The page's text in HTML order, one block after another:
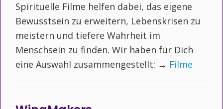
Spirituelle Filme helfen dabei, das eigene
Bewusstsein zu erweitern, Lebenskrisen zu
meistern und tiefere Wahrheit im
Menschsein zu finden. Wir haben für Dich
eine Auswahl zusammengestellt: → Filme